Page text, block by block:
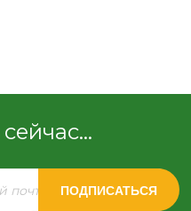
ПОДПИСАТЬСЯ